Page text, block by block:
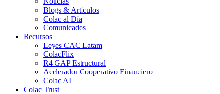
Blogs & Artículos
Colac al Día
Comunicados
Recursos
Leyes CAC Latam
ColacFlix
R4 GAP Estructural
Acelerador Cooperativo Financiero
Colac AI
Colac Trust